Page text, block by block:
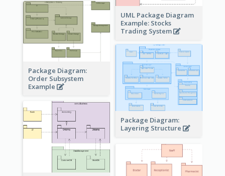
UML Package Diagram
Example: Stocks
Trading System
Package Diagram:
Order Subsystem
Example
Package Diagram:
Layering Structure